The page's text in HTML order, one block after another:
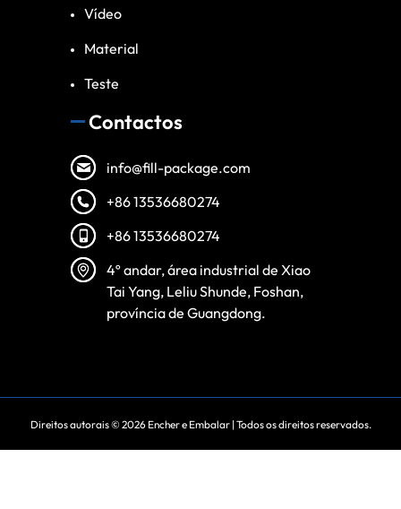
Vídeo
Material
Teste
Contactos
info@fill-package.com
+86 13536680274
+86 13536680274
4º andar, área industrial de Xiao
Tai Yang, Leliu Shunde, Foshan,
província de Guangdong.
Direitos autorais © 2026 Encher e Embalar| Todos os direitos reservados.